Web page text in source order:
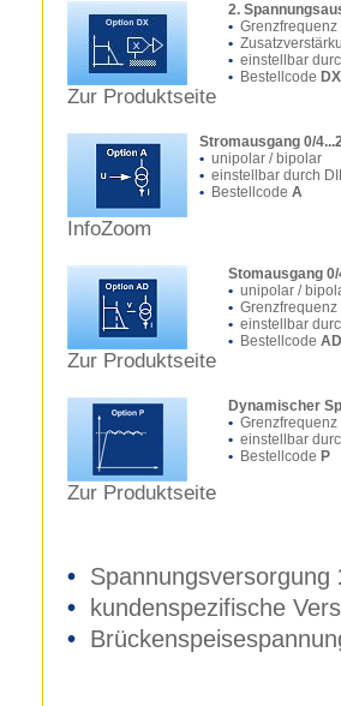
Zur Produktseite
2.
• Grenzfrequenz
•
• einstellbar
• Bestellcode DX
InfoZoom
Stromausgang 0/
• unipolar / bipolar
• einstellbar durch
• Bestellcode A
Zur Produktseite
Stomausgang
• unipolar /
• Grenzfrequenz
• einstellbar
• Bestellcode AD
Zur Produktseite
Dynamischer
• Grenzfrequenz
• einstellbar
• Bestellcode P
• Spannungsversorgung
• kundenspezifische
•